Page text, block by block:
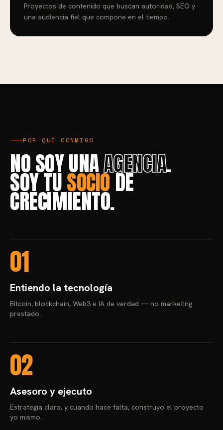
Proyectos de contenido que buscan autoridad, SEO y
una audiencia fiel que compone en el tiempo.
POR QUÉ CONMIGO
NO SOY UNAAGENCIA.
SOY TUSOCIODE
CRECIMIENTO.
01
Entiendo la tecnología
Bitcoin, blockchain, Web3 e IA de verdad — no marketing
prestado.
02
Asesoro y ejecuto
Estrategia clara, y cuando hace falta, construyo el proyecto
yo mismo.